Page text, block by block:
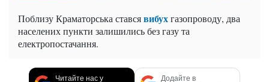
Поблизу Краматорська ставсявибухгазопроводу, два
населених пункти залишились без газу та
електропостачання.
Читайте нас у Додайте в